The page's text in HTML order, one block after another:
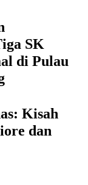
SK
di Pulau
Kisah
dan